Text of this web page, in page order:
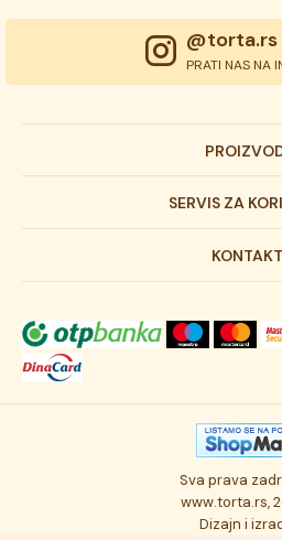
@torta.rs
PRATI NAS NA
Dečije
Svadbene
Torta
Osmisli
Ukusi
SERVIS ZA
Prijava na
Dostava
Autorska
Politika
Najčešće
KONTAKT
Novosti
Posao
Kontakt
Sva prava
www.torta.rs,
Dizajn i